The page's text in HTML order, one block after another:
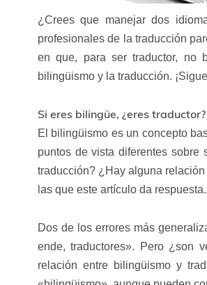
¿Crees que manejar dos
profesionales de la traducción
en que, para ser traductor, no
bilingüismo y la traducción.
Si eres bilingüe, ¿eres traductor?
El bilingüismo es un concepto
puntos de vista diferentes
traducción? ¿Hay alguna
las que este artículo da respuesta.
Dos de los errores más
ende, traductores». Pero ¿son
relación entre bilingüismo y